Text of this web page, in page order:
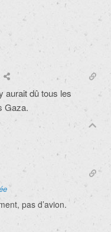
aurait dû tous les
Gaza.
pas d’avion.